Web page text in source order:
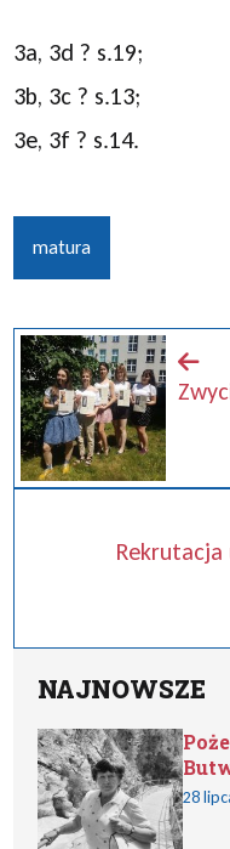
3a, 3d ? s.19;
3b, 3c ? s.13;
3e, 3f ? s.14.
matura
Rekrutacja
NAJNOWSZE
28